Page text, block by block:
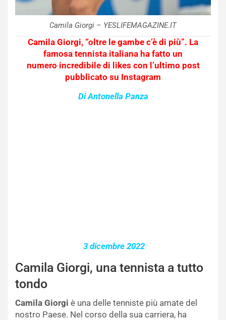
Camila Giorgi – YESLIFEMAGAZINE.IT
Camila Giorgi, “oltre le gambe c’è di più”. La
famosa tennista italiana ha fatto un
numero incredibile di likes con l’ultimo post
pubblicato su Instagram
Di Antonella Panza
3 dicembre 2022
Camila Giorgi, una tennista a tutto
tondo
Camila Giorgi è una delle tenniste più amate del
nostro Paese. Nel corso della sua carriera, ha